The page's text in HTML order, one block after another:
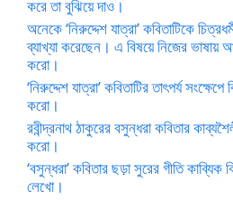
করে তা বুঝিয়ে দাও।
অনেকে ‘নিরুদ্দেশ যাত্রা’ কবিতাটিকে
ব্যাখ্যা করেছেন। এ বিষয়ে নিজের ভাষায়
করো।
‘নিরুদ্দেশ যাত্রা’ কবিতাটির তাৎপর্য সংক্ষেপে
করো।
রবীন্দ্রনাথ ঠাকুরের বসুন্ধরা কবিতার
করো।
‘বসুন্ধরা’ কবিতার ছড়া সুরের গীতি কাব্যিক
লেখো।